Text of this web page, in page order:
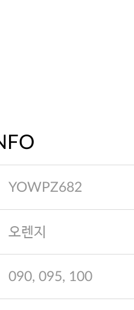
YOWPZ682
오렌지
090, 095, 100